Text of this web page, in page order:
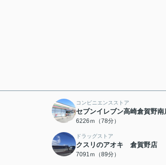
コンビニエンスストア
セブンイレブン高崎倉賀野南
6226ｍ（78分）
ドラッグストア
クスリのアオキ 倉賀野店
7091ｍ（89分）